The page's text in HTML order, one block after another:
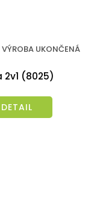
(8025)
VÝROBA UKONČENÁ
DETAIL